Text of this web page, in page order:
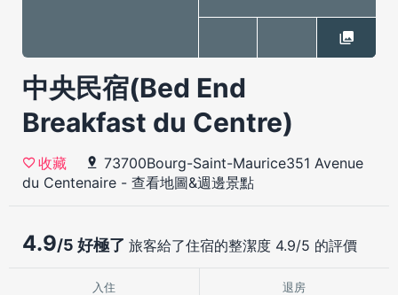
中央民宿(Bed End
Breakfast du Centre)
收藏
73700Bourg-Saint-Maurice351 Avenue
du Centenaire - 查看地圖&週邊景點
4.9/5 好極了 旅客給了住宿的整潔度 4.9/5 的評價
入住 退房